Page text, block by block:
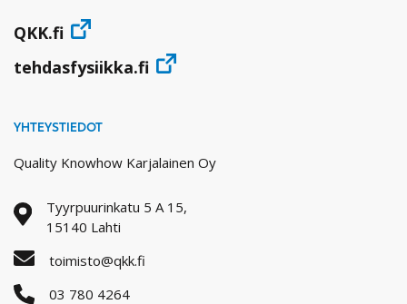
QKK.fi
tehdasfysiikka.fi
YHTEYSTIEDOT
Quality Knowhow Karjalainen Oy
Tyyrpuurinkatu 5 A 15,
15140 Lahti
toimisto@qkk.fi
03 780 4264